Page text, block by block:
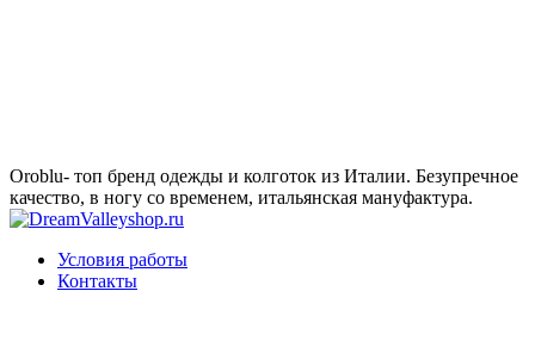
Oroblu- топ бренд одежды и колготок из Италии. Безупречное
качество, в ногу со временем, итальянская мануфактура.
Условия работы
Контакты